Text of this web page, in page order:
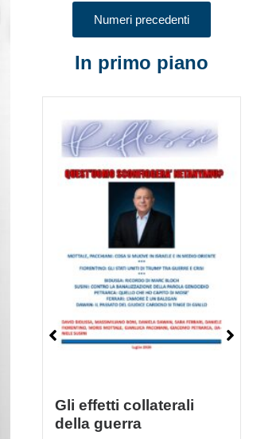
Numeri precedenti
In primo piano
Gli effetti collaterali
della guerra